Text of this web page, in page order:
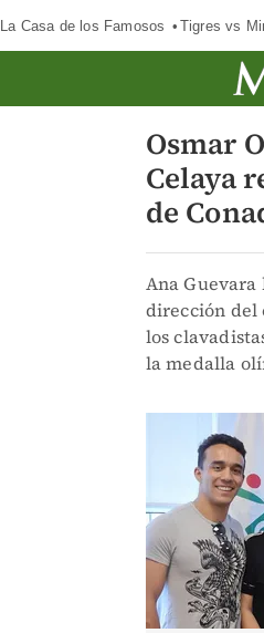
La Casa de los Famosos Tigres vs
Osmar
Celaya
de
Ana
dirección del
los
la medalla